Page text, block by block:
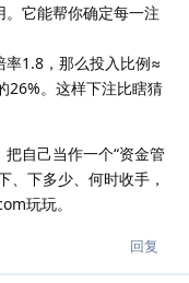
它能帮你确定每一注
率1.8，那么投入比例≈
26%。这样下注比瞎猜
自己当作一个“资金管
、下多少、何时收手，
玩玩。
回复